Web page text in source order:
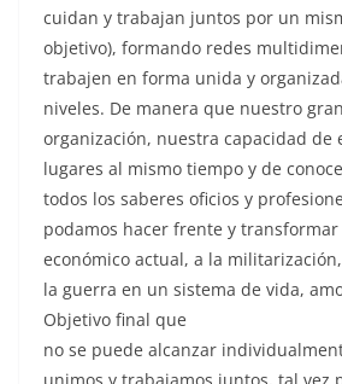
cuidan y trabajan juntos por un
objetivo), formando redes
trabajen en forma unida y
niveles. De manera que nuestro
organización, nuestra capacidad de
lugares al mismo tiempo y de
todos los saberes oficios y
podamos hacer frente y transformar
económico actual, a la
la guerra en un sistema de vida,
Objetivo final que
no se puede alcanzar